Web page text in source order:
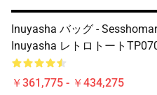
Inuyasha バッグ -
Inuyasha レトロトート
￥361,775 - ￥434,275